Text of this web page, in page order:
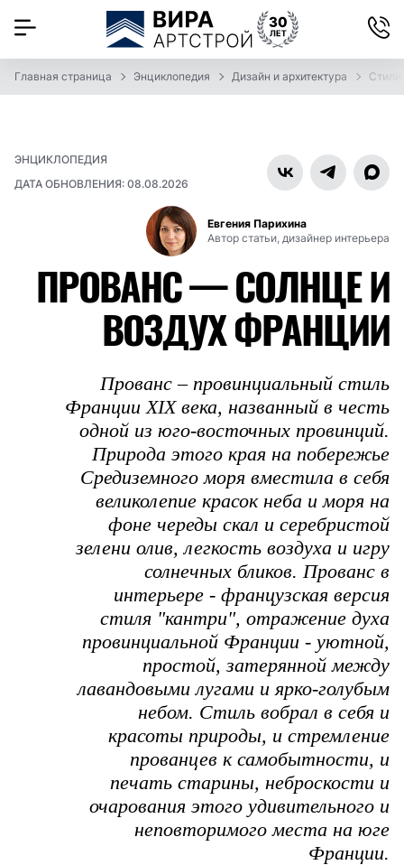
Главная страница Энциклопедия Дизайн и архитектура Стили
ЭНЦИКЛОПЕДИЯ
ДАТА ОБНОВЛЕНИЯ: 08.08.2026
Евгения Парихина
Автор статьи, дизайнер интерьера
ПРОВАНС — СОЛНЦЕ И
ВОЗДУХ ФРАНЦИИ
Прованс – провинциальный стиль
Франции XIX века, названный в честь
одной из юго-восточных провинций.
Природа этого края на побережье
Средиземного моря вместила в себя
великолепие красок неба и моря на
фоне череды скал и серебристой
зелени олив, легкость воздуха и игру
солнечных бликов. Прованс в
интерьере - французская версия
стиля "кантри", отражение духа
провинциальной Франции - уютной,
простой, затерянной между
лавандовыми лугами и ярко-голубым
небом. Стиль вобрал в себя и
красоты природы, и стремление
прованцев к самобытности, и
печать старины, неброскости и
очарования этого удивительного и
неповторимого места на юге
Франции.